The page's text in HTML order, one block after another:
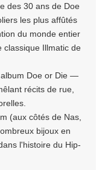
des 30 ans de Doe
les plus affûtés
du monde entier
classique Illmatic de
Doe or Die —
récits de rue,
(aux côtés de Nas,
bijoux en
l'histoire du Hip-